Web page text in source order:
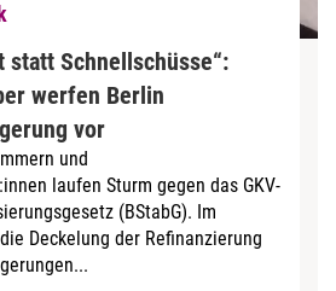
statt Schnellschüsse“:
werfen Berlin
vor
und
laufen Sturm gegen das GKV-
(BStabG). Im
Deckelung der Refinanzierung